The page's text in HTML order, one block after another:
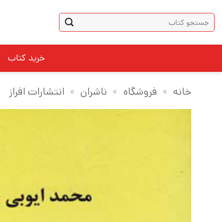
content
جستجو
برای:
خرید کتاب
خانه » فروشگاه » ناشران » انتشارات افراز